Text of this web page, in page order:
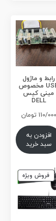
رابط و ماژول
USB مخصوص
مینی کیس
DELL
110/000 تومان
افزودن به
سبد خرید
فروش ویژهمحصول
تخفیف